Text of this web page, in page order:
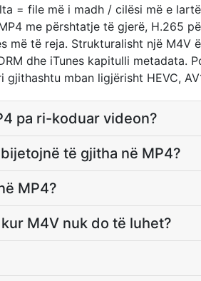
= file më i madh / cilësi më e
me përshtatje të gjerë, H.265
më të reja. Strukturalisht një M4V
dhe iTunes kapitulli metadata.
mban ligjërisht HEVC,
pa ri-koduar videon?
të gjitha në MP4?
MP4?
M4V nuk do të luhet?